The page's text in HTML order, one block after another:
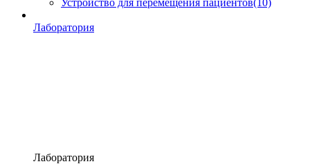
Устройство для перемещения пациентов(10)
Лаборатория
Лаборатория